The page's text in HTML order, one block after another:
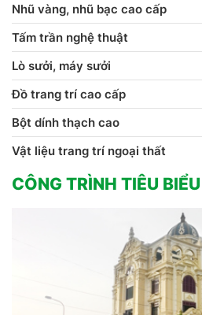
Nhũ vàng, nhũ bạc cao cấp
Tấm trần nghệ thuật
Lò sưởi, máy sưởi
Đồ trang trí cao cấp
Bột dính thạch cao
Vật liệu trang trí ngoại thất
CÔNG TRÌNH TIÊU BIỂU